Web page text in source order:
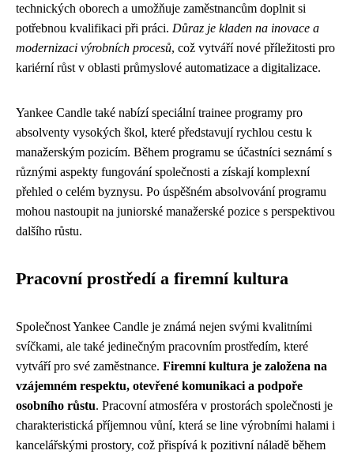
technických oborech a umožňuje zaměstnancům doplnit si
potřebnou kvalifikaci při práci. Důraz je kladen na inovace a
modernizaci výrobních procesů, což vytváří nové příležitosti pro
kariérní růst v oblasti průmyslové automatizace a digitalizace.
Yankee Candle také nabízí speciální trainee programy pro
absolventy vysokých škol, které představují rychlou cestu k
manažerským pozicím. Během programu se účastníci seznámí s
různými aspekty fungování společnosti a získají komplexní
přehled o celém byznysu. Po úspěšném absolvování programu
mohou nastoupit na juniorské manažerské pozice s perspektivou
dalšího růstu.
Pracovní prostředí a firemní kultura
Společnost Yankee Candle je známá nejen svými kvalitními
svíčkami, ale také jedinečným pracovním prostředím, které
vytváří pro své zaměstnance. Firemní kultura je založena na
vzájemném respektu, otevřené komunikaci a podpoře
osobního růstu. Pracovní atmosféra v prostorách společnosti je
charakteristická příjemnou vůní, která se line výrobními halami i
kancelářskými prostory, což přispívá k pozitivní náladě během